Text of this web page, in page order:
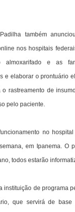
também
nos hospitais
almoxarifado e as
e elaborar o prontuário
o rastreamento de
pelo paciente.
no
em Ipanema. O
todos estarão
instituição de programa
que servirá de